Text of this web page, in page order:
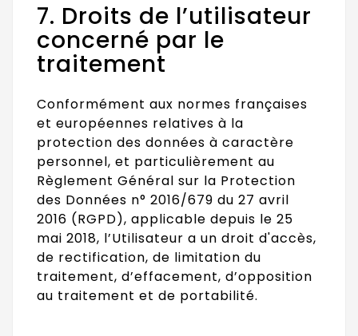
7. Droits de l’utilisateur
concerné par le
traitement
Conformément aux normes françaises
et européennes relatives à la
protection des données à caractère
personnel, et particulièrement au
Règlement Général sur la Protection
des Données n° 2016/679 du 27 avril
2016 (RGPD), applicable depuis le 25
mai 2018, l’Utilisateur a un droit d'accès,
de rectification, de limitation du
traitement, d’effacement, d’opposition
au traitement et de portabilité.